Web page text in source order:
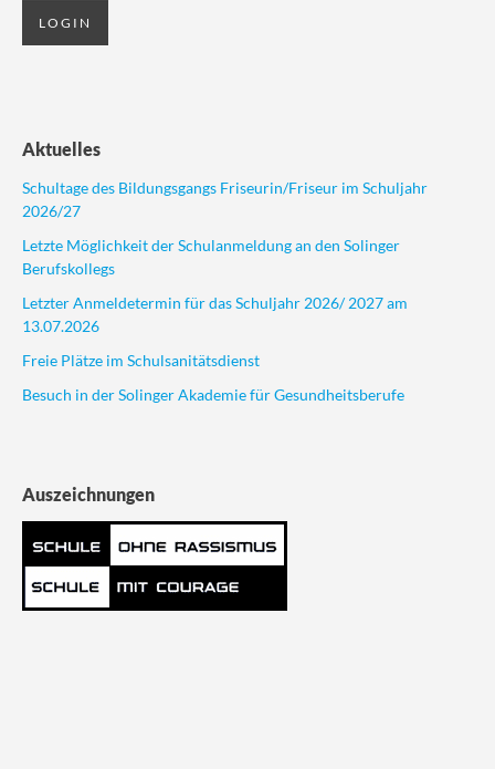
Aktuelles
Schultage des Bildungsgangs Friseurin/Friseur im Schuljahr
2026/27
Letzte Möglichkeit der Schulanmeldung an den Solinger
Berufskollegs
Letzter Anmeldetermin für das Schuljahr 2026/ 2027 am
13.07.2026
Freie Plätze im Schulsanitätsdienst
Besuch in der Solinger Akademie für Gesundheitsberufe
Auszeichnungen